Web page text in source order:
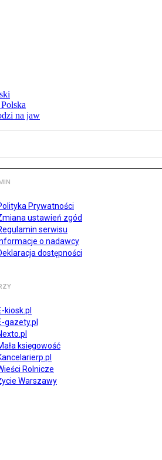
na jaw
Prywatności
ustawień zgód
serwisu
o nadawcy
dostępności
kiosk.pl
gazety.pl
księgowość
Rolnicze
Warszawy